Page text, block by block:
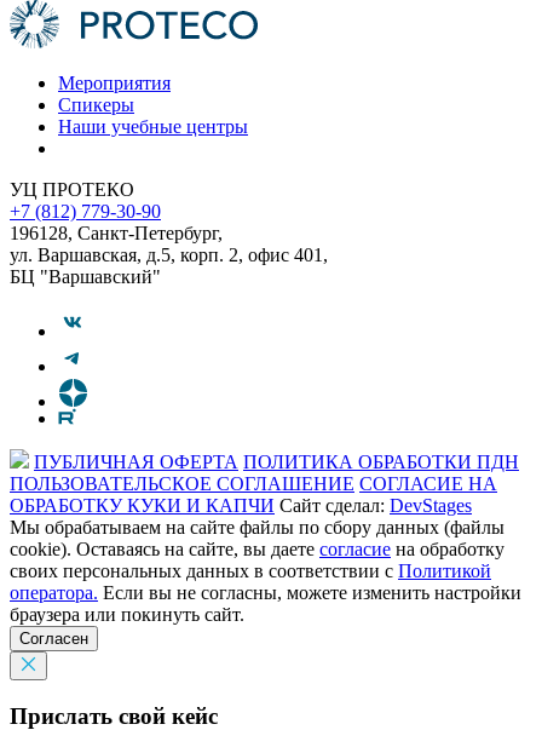
Мероприятия
Спикеры
Наши учебные центры
УЦ ПРОТЕКО
+7 (812) 779-30-90
196128, Санкт-Петербург,
ул. Варшавская, д.5, корп. 2, офис 401,
БЦ "Варшавский"
ПУБЛИЧНАЯ ОФЕРТА ПОЛИТИКА ОБРАБОТКИ ПДН
ПОЛЬЗОВАТЕЛЬСКОЕ СОГЛАШЕНИЕ СОГЛАСИЕ НА
ОБРАБОТКУ КУКИ И КАПЧИ Сайт сделал: DevStages
Мы обрабатываем на сайте файлы по сбору данных (файлы
cookie). Оставаясь на сайте, вы даете согласие на обработку
своих персональных данных в соответствии с Политикой
оператора. Если вы не согласны, можете изменить настройки
браузера или покинуть сайт.
Согласен
Прислать свой кейс